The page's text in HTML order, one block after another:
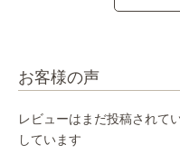
お客様の声
レビューはまだ投稿されて
しています